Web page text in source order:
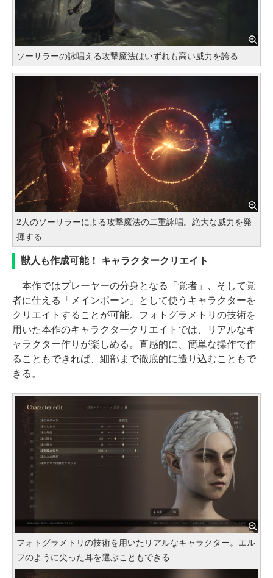
ソーサラーの詠唱える攻撃魔法はいずれも高い威力を誇る
2人のソーサラーによる攻撃魔法の二重詠唱。絶大な威力を発
揮する
獣人も作成可能！ キャラクタークリエイト
本作ではプレーヤーの分身となる「覚者」、そして覚
者に仕える「メインポーン」として使うキャラクターを
クリエイトすることが可能。フォトグラメトリの技術を
用いた本作のキャラクタークリエイトでは、リアルなキ
ャラクター作りが楽しめる。直感的に、簡単な操作で作
ることもできれば、細部まで徹底的に造り込むこともで
きる。
フォトグラメトリの技術を用いたリアルなキャラクター。エル
フのように尖った耳を選ぶこともできる